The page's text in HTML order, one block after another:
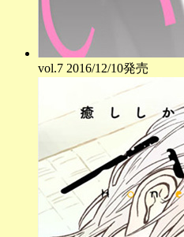
vol.7 2016/12/10発売